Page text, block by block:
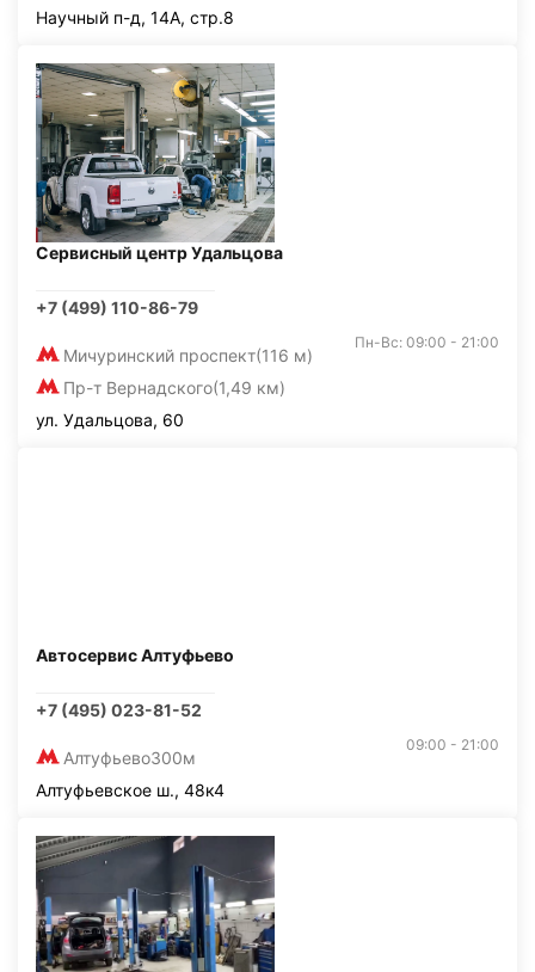
Научный п-д, 14А, стр.8
Сервисный центр Удальцова
+7 (499) 110-86-79
Мичуринский проспект(116 м)
Пр-т Вернадского(1,49 км)
Пн-Вс: 09:00 - 21:00
ул. Удальцова, 60
Автосервис Алтуфьево
+7 (495) 023-81-52
Алтуфьево300м
09:00 - 21:00
Алтуфьевское ш., 48к4